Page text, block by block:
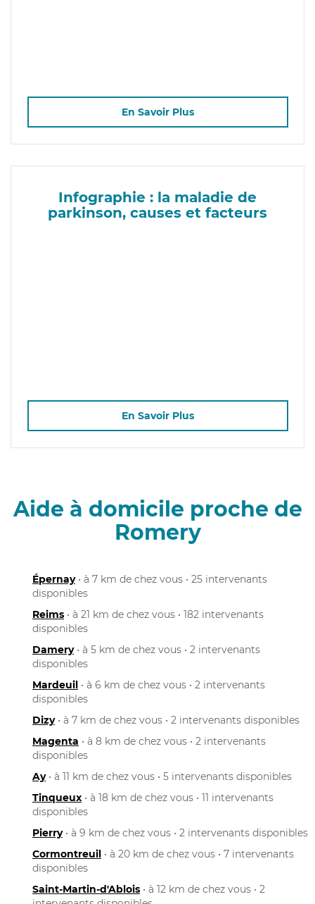
En Savoir Plus
Infographie : la maladie de
parkinson, causes et facteurs
En Savoir Plus
Aide à domicile proche de
Romery
Épernay• à 7 km de chez vous • 25 intervenants
disponibles
Reims • à 21 km de chez vous • 182 intervenants
disponibles
Damery• à 5 km de chez vous • 2 intervenants
disponibles
Mardeuil • à 6 km de chez vous • 2 intervenants
disponibles
Dizy• à 7 km de chez vous • 2 intervenants disponibles
Magenta • à 8 km de chez vous • 2 intervenants
disponibles
Ay• à 11 km de chez vous • 5 intervenants disponibles
Tinqueux • à 18 km de chez vous • 11 intervenants
disponibles
Pierry• à 9 km de chez vous • 2 intervenants disponibles
Cormontreuil • à 20 km de chez vous • 7 intervenants
disponibles
Saint-Martin-d'Ablois • à 12 km de chez vous • 2